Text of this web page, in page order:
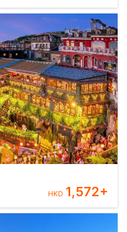
HKD 1,572+